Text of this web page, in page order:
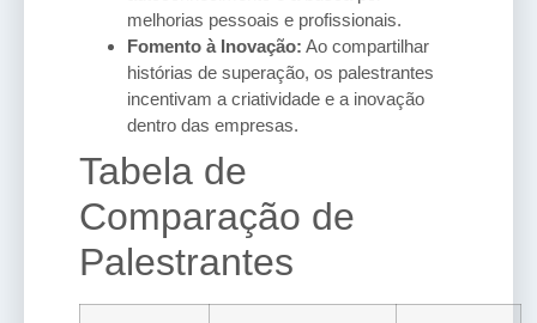
melhorias pessoais e profissionais.
Fomento à Inovação: Ao compartilhar
histórias de superação, os palestrantes
incentivam a criatividade e a inovação
dentro das empresas.
Tabela de
Comparação de
Palestrantes